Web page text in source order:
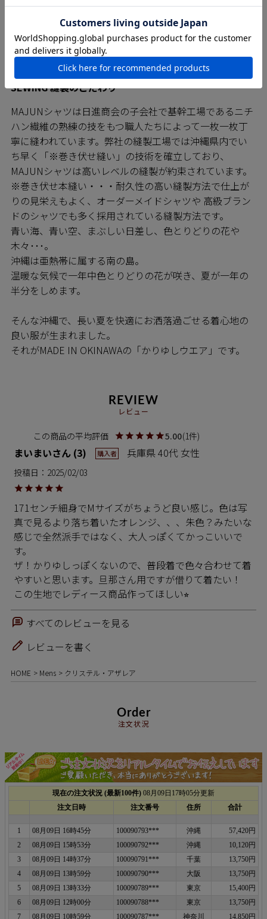
SEWING 縫製のこだわり
MAJUNシャツは日進商会の子会社で基幹工場であるニチ
ハン繊維の熟練の技をもつ職人たちによって一枚一枚丁
寧に縫われています。弊社の縫製工場では沖縄県内でい
ち早く「※巻き伏せ縫い」の技術を確立しており、
MAJUNシャツは高いレベルの縫製が約束されています。
※巻き伏せ本縫い・・・耐久性の高い縫製方法で仕上が
りの見栄えもよく、オーダーメイドシャツや 高級ブラン
ドのシャツでも多く採用されている縫製方法です。
青い海、青い空、まぶしい日差し、色とりどりの花や
木々･･･。
沖縄は亜熱帯に属する南の島。
温暖な気候で一年中色とりどりの花が咲き、夏が一年の
半分をしめます。
そんな沖縄で、長い夏を快適にお洒落過ごせる着心地の
良い服が生まれました。
それがMADE IN OKINAWAの「かりゆしウエア」です。
REVIEW
レビュー
5.00 1
まいまい 3 購入者 兵庫県40代 女性
投稿日 2025/02/03
171センチ細身でMサイズがちょうど良い感じ。色は写
真で見るより落ち着いたオレンジ、、、朱色？みたいな
感じで全然派手ではなく、大人っぽくてかっこいいで
す。
ザ！かりゆしっぽくないので、普段着で色々合わせて着
やすいと思います。旦那さん用ですが借りて着たい！
この生地でレディース商品作ってほしい⭐︎
すべてのレビューを見る
レビューを書く
HOME Mens クリステル・アザレア
Order
注文状況